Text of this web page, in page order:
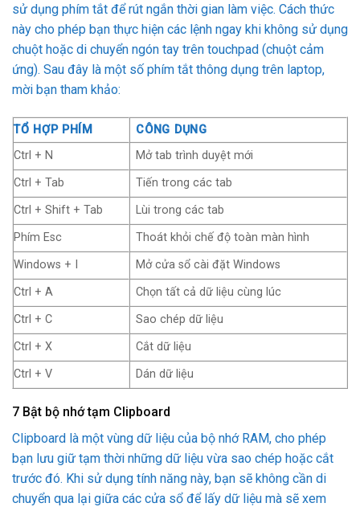
sử dụng phím tắt để rút ngắn thời gian làm việc. Cách thức
này cho phép bạn thực hiện các lệnh ngay khi không sử dụng
chuột hoặc di chuyển ngón tay trên touchpad (chuột cảm
ứng). Sau đây là một số phím tắt thông dụng trên laptop,
mời bạn tham khảo:
TỔ HỢP PHÍM
CÔNG DỤNG
Ctrl + N
Mở tab trình duyệt mới
Ctrl + Tab
Tiến trong các tab
Ctrl + Shift + Tab
Lùi trong các tab
Phím Esc
Thoát khỏi chế độ toàn màn hình
Windows + I
Mở cửa sổ cài đặt Windows
Ctrl + A
Chọn tất cả dữ liệu cùng lúc
Ctrl + C
Sao chép dữ liệu
Ctrl + X
Cắt dữ liệu
Ctrl + V
Dán dữ liệu
7 Bật bộ nhớ tạm Clipboard
Clipboard là một vùng dữ liệu của bộ nhớ RAM, cho phép
bạn lưu giữ tạm thời những dữ liệu vừa sao chép hoặc cắt
trước đó. Khi sử dụng tính năng này, bạn sẽ không cần di
chuyển qua lại giữa các cửa sổ để lấy dữ liệu mà sẽ xem